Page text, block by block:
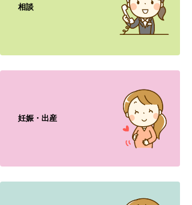
相談
妊娠・出産